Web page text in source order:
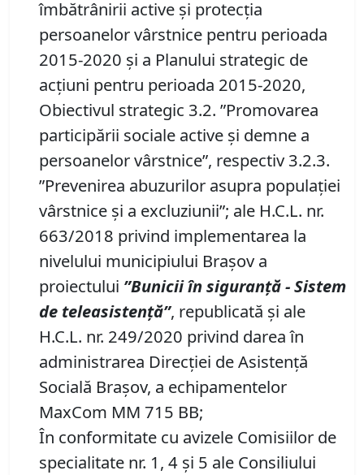
îmbătrânirii active şi protecţia
persoanelor vârstnice pentru perioada
2015-2020 şi a Planului strategic de
acţiuni pentru perioada 2015-2020,
Obiectivul strategic 3.2. ”Promovarea
participării sociale active și demne a
persoanelor vârstnice”, respectiv 3.2.3.
”Prevenirea abuzurilor asupra populației
vârstnice și a excluziunii”; ale H.C.L. nr.
663/2018 privind implementarea la
nivelului municipiului Brașov a
proiectului ”Bunicii în siguranță-Sistem
de teleasistență”, republicată și ale
H.C.L. nr. 249/2020 privind darea în
administrarea Direcţiei de Asistenţă
Socială Braşov, a echipamentelor
MaxCom MM 715 BB;
În conformitate cu avizele Comisiilor de
specialitate nr. 1, 4 și 5 ale Consiliului